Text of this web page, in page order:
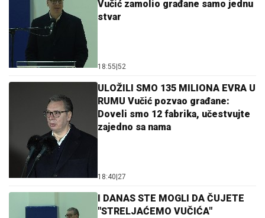
Vučić zamolio građane samo jednu
stvar
18:55 52
ULOŽILI SMO 135 MILIONA EVRA U
RUMU Vučić pozvao građane:
Doveli smo 12 fabrika, učestvujte
zajedno sa nama
18:40 27
I DANAS STE MOGLI DA ČUJETE
"STRELJAĆEMO VUČIĆA"